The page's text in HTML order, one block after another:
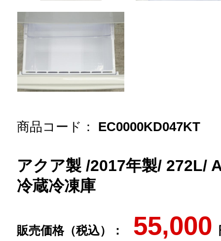
商品コード： EC0000KD047KT
アクア製 /2017年製/ 272L/
冷蔵冷凍庫
販売価格（税込）： 55,000